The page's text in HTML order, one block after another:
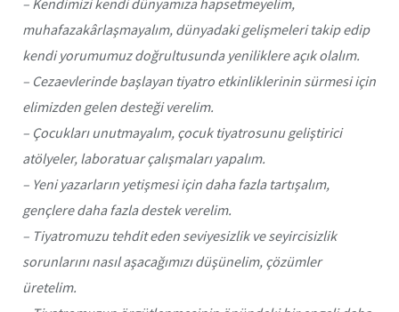
muhafazakârlaşmayalım, dünyadaki gelişmeleri takip edip
kendi yorumumuz doğrultusunda yeniliklere açık olalım.
– Cezaevlerinde başlayan tiyatro etkinliklerinin sürmesi için
elimizden gelen desteği verelim.
– Çocukları unutmayalım, çocuk tiyatrosunu geliştirici
atölyeler, laboratuar çalışmaları yapalım.
– Yeni yazarların yetişmesi için daha fazla tartışalım,
gençlere daha fazla destek verelim.
– Tiyatromuzu tehdit eden seviyesizlik ve seyircisizlik
sorunlarını nasıl aşacağımızı düşünelim, çözümler
üretelim.